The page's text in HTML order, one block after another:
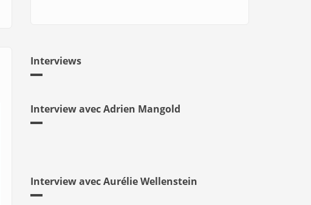
Interviews
Interview avec Adrien Mangold
Interview avec Aurélie Wellenstein